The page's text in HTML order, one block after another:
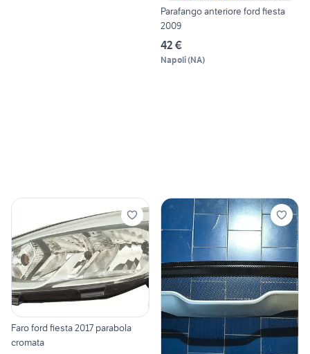
Parafango anteriore ford fiesta
2009
42 €
Napoli(NA)
Faro ford fiesta 2017 parabola
cromata